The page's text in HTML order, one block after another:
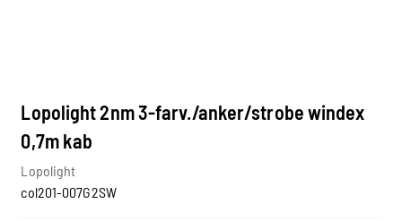
Lopolight 2nm 3-farv./anker/strobe windex
0,7m kab
Lopolight
col201-007G2SW